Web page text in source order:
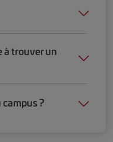
à trouver un
campus ?